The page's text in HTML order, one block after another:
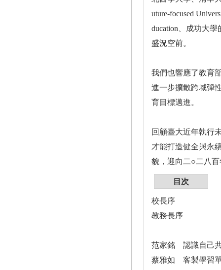
uture-focused
ducation、成功大
盛況空前。
我們也響應了教育
進一步擴散跨域彈
育目標邁進。
回顧臺大近年執行
才能打造健全與永
貌，迎向二○二八
目次
校長序
教務長序
范家銘 認識自己
蔡雅如 客製學習